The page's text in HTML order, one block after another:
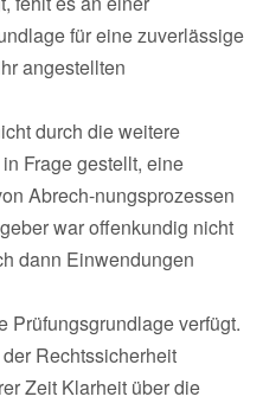
für eine zuverlässige
angestellten
durch die weitere
Frage gestellt, eine
Abrech-nungsprozessen
war offenkundig nicht
dann Einwendungen
Prüfungsgrundlage verfügt.
Rechtssicherheit
Zeit Klarheit über die